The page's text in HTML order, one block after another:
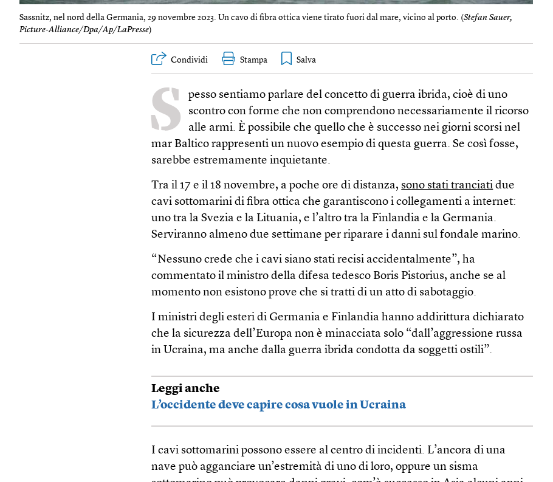
Sassnitz, nel nord della Germania, 29 novembre 2023. Un cavo di fibra ottica viene tirato fuori dal mare, vicino al porto. (Stefan Sauer,
Picture-Alliance/Dpa/Ap/LaPresse)
Condividi Stampa
S
pesso sentiamo parlare del concetto di guerra ibrida, cioè di uno
scontro con forme che non comprendono necessariamente il ricorso
alle armi. È possibile che quello che è successo nei giorni scorsi nel
mar Baltico rappresenti un nuovo esempio di questa guerra. Se così fosse,
sarebbe estremamente inquietante.
Tra il 17 e il 18 novembre, a poche ore di distanza, sono stati tranciati due
cavi sottomarini di fibra ottica che garantiscono i collegamenti a internet:
uno tra la Svezia e la Lituania, e l’altro tra la Finlandia e la Germania.
Serviranno almeno due settimane per riparare i danni sul fondale marino.
“Nessuno crede che i cavi siano stati recisi accidentalmente”, ha
commentato il ministro della difesa tedesco Boris Pistorius, anche se al
momento non esistono prove che si tratti di un atto di sabotaggio.
I ministri degli esteri di Germania e Finlandia hanno addirittura dichiarato
che la sicurezza dell’Europa non è minacciata solo “dall’aggressione russa
in Ucraina, ma anche dalla guerra ibrida condotta da soggetti ostili”.
Leggi anche
L’occidente deve capire cosa vuole in Ucraina
I cavi sottomarini possono essere al centro di incidenti. L’ancora di una
nave può agganciare un’estremità di uno di loro, oppure un sisma